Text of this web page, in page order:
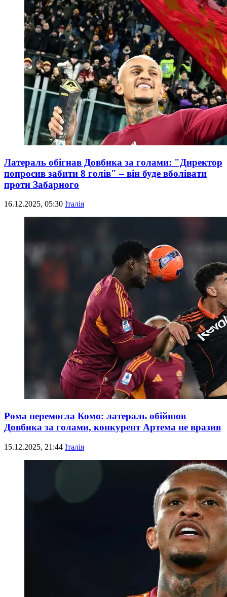
Латераль обігнав Довбика за голами: "Директор
попросив забити 8 голів" – він буде вболівати
проти Забарного
16.12.2025, 05:30 Італія
Рома перемогла Комо: латераль обійшов
Довбика за голами, конкурент Артема не вразив
15.12.2025, 21:44 Італія